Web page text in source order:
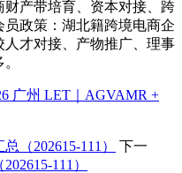
产带培育、资本对接、跨
政策：湖北籍跨境电商企
才对接、产物推广、理事
广州 LET｜AGVAMR +
（202615-111）
下一
111）